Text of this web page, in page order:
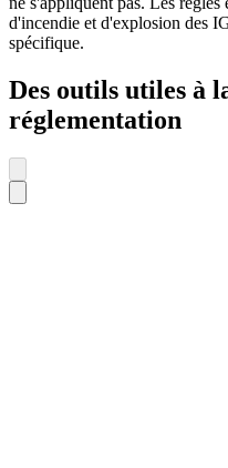
d'incendie et d'explosion des
spécifique.
Des outils utiles à
réglementation